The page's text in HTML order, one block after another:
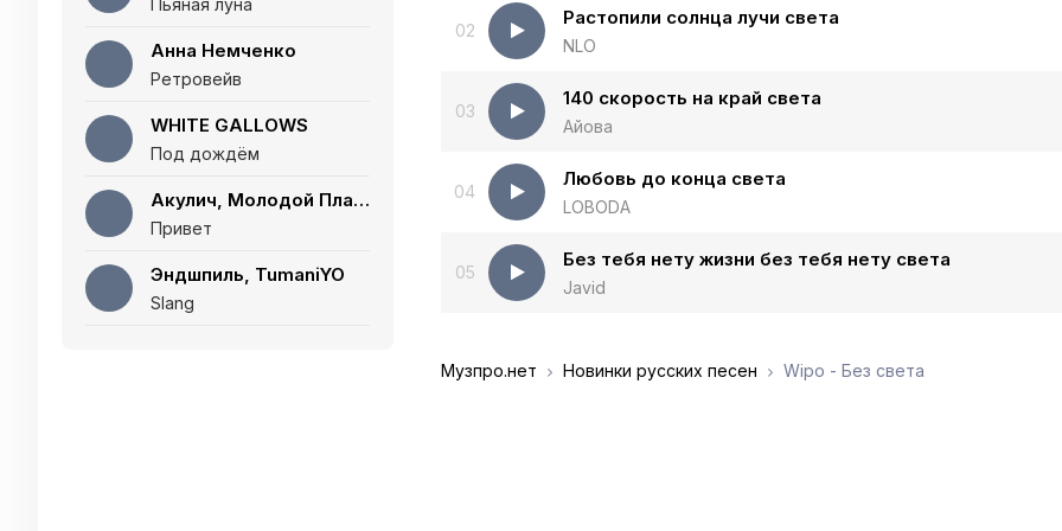
Пьяная луна
Анна Немченко
Ретровейв
WHITE GALLOWS
Под дождём
Акулич, Молодой Платон
Привет
Эндшпиль, TumaniYO
Slang
02
Растопили солнца лучи света
NLO
03
140 скорость на край света
Айова
04
Любовь до конца света
LOBODA
05
Без тебя нету жизни без тебя нету света
Javid
Музпро.нет Новинки русских песен Wipo - Без света